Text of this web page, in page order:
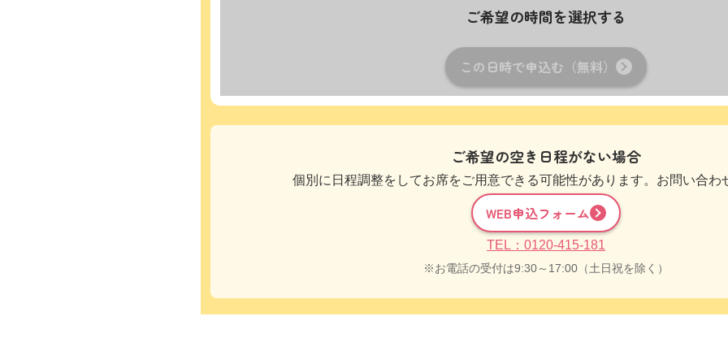
ご希望の時間を選択する
この日時で申込む（無料）
ご希望の空き日程がない場合
個別に日程調整をしてお席をご用意できる可能性があります。お問い合わ
WEB申込フォーム
TEL：0120-415-181
お電話の受付は9:30～17:00（土日祝を除く）